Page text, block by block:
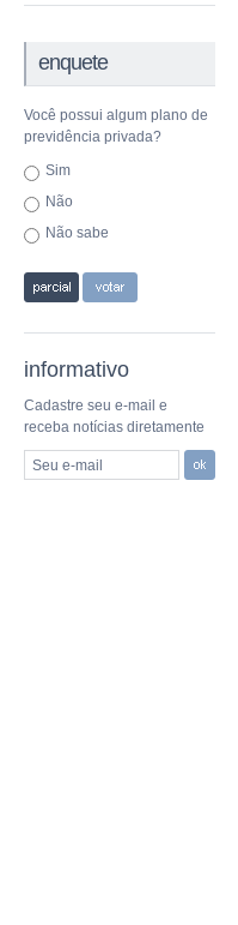
enquete
Você possui algum plano de
previdência privada?
Sim
Não
Não sabe
informativo
Cadastre seu e-mail e
receba notícias diretamente
Seu e-mail